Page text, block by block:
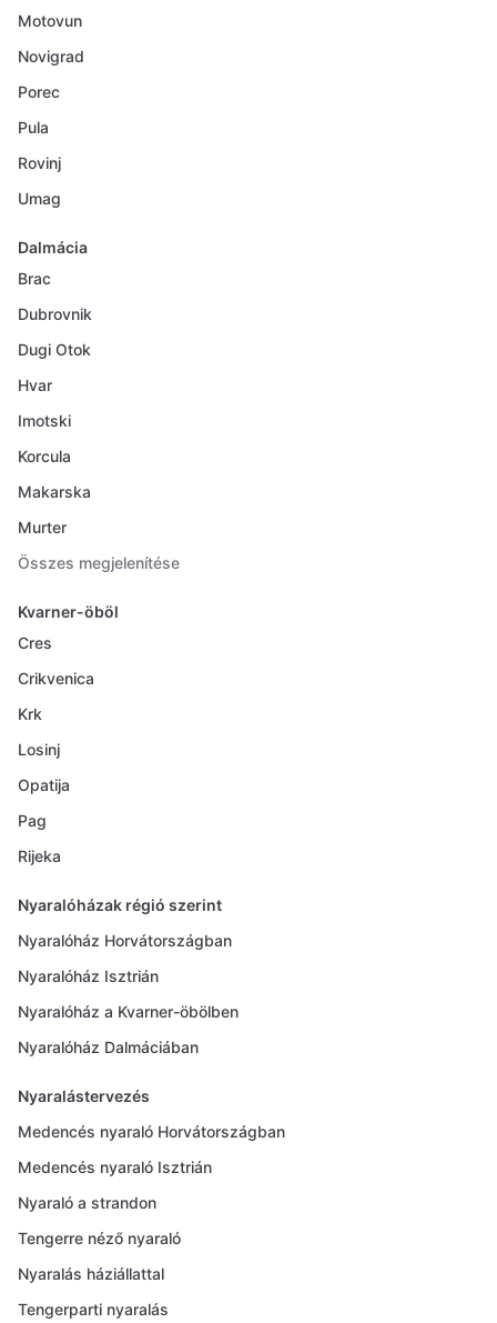
Motovun
Novigrad
Porec
Pula
Rovinj
Umag
Dalmácia
Brac
Dubrovnik
Dugi Otok
Hvar
Imotski
Korcula
Makarska
Murter
Összes megjelenítése
Kvarner-öböl
Cres
Crikvenica
Krk
Losinj
Opatija
Pag
Rijeka
Nyaralóházak régió szerint
Nyaralóház Horvátországban
Nyaralóház Isztrián
Nyaralóház a Kvarner-öbölben
Nyaralóház Dalmáciában
Nyaralástervezés
Medencés nyaraló Horvátországban
Medencés nyaraló Isztrián
Nyaraló a strandon
Tengerre néző nyaraló
Nyaralás háziállattal
Tengerparti nyaralás